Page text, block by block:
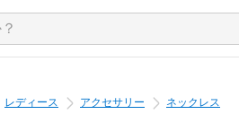
レディース アクセサリー ネックレス